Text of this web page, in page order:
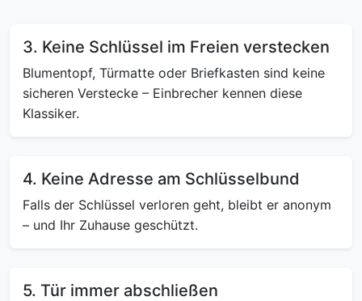
3. Keine Schlüssel im Freien verstecken
Blumentopf, Türmatte oder Briefkasten sind keine
sicheren Verstecke – Einbrecher kennen diese
Klassiker.
4. Keine Adresse am Schlüsselbund
Falls der Schlüssel verloren geht, bleibt er anonym
– und Ihr Zuhause geschützt.
5. Tür immer abschließen